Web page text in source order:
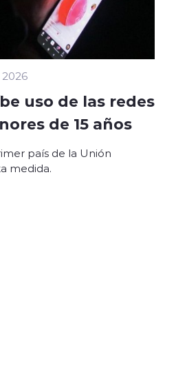
uso de las redes
de 15 años
país de la Unión
medida.